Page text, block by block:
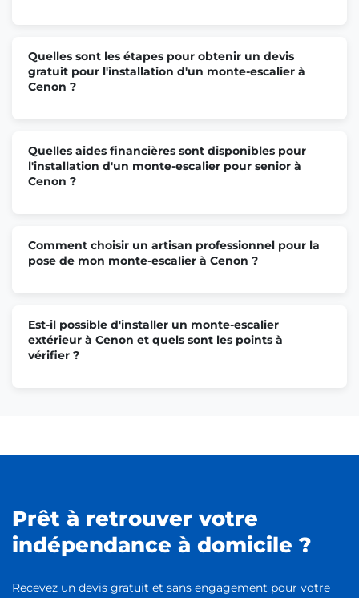
Quelles sont les étapes pour obtenir un devis
gratuit pour l'installation d'un monte-escalier à
Cenon ?
Quelles aides financières sont disponibles pour
l'installation d'un monte-escalier pour senior à
Cenon ?
Comment choisir un artisan professionnel pour la
pose de mon monte-escalier à Cenon ?
Est-il possible d'installer un monte-escalier
extérieur à Cenon et quels sont les points à
vérifier ?
Prêt à retrouver votre
indépendance à domicile ?
Recevez un devis gratuit et sans engagement pour votre